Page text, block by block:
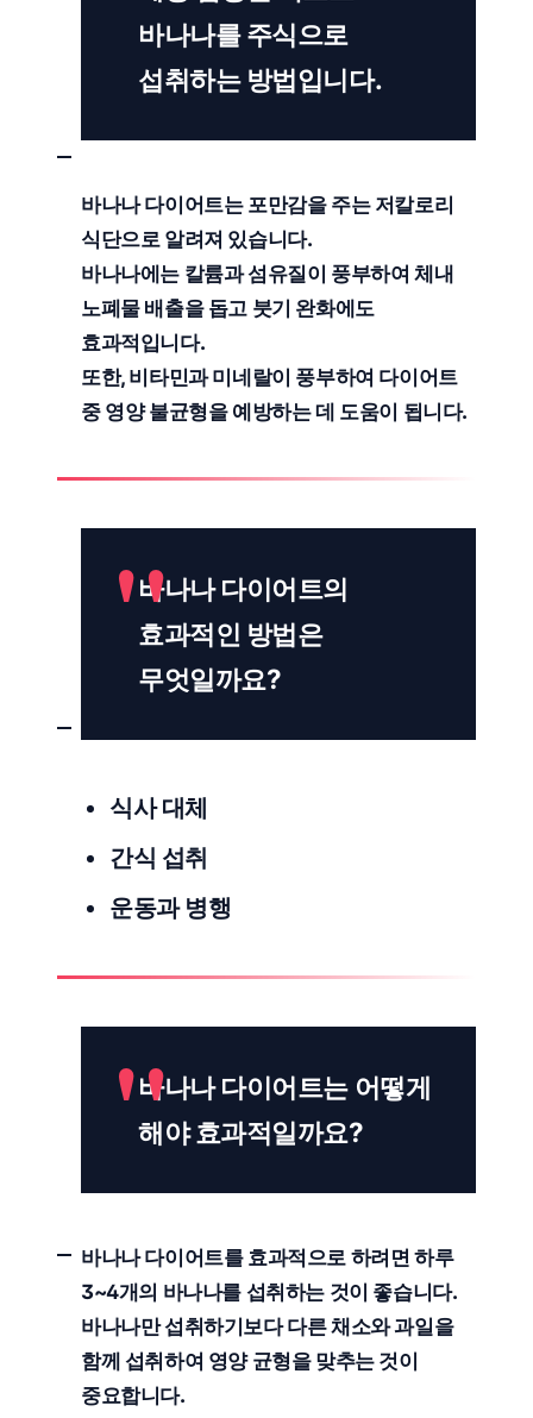
바나나를 주식으로
섭취하는 방법입니다.
바나나 다이어트는 포만감을 주는 저칼로리
식단으로 알려져 있습니다.
바나나에는 칼륨과섬유질이 풍부하여체내
노폐물 배출을 돕고 붓기 완화에도
효과적입니다.
또한, 비타민과 미네랄이 풍부하여 다이어트
중 영양 불균형을 예방하는 데 도움이 됩니다.
바나나 다이어트의
효과적인 방법은
무엇일까요?
식사 대체
간식 섭취
운동과 병행
바나나 다이어트는 어떻게
해야 효과적일까요?
바나나 다이어트를 효과적으로 하려면 하루
3~4개의 바나나를 섭취하는 것이 좋습니다.
바나나만 섭취하기보다다른 채소와 과일을
함께 섭취하여 영양 균형을 맞추는 것이
중요합니다.